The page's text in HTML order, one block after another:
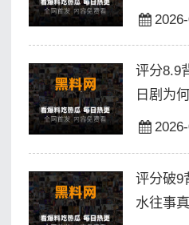
评分8.9
日剧为
评分破9
水往事